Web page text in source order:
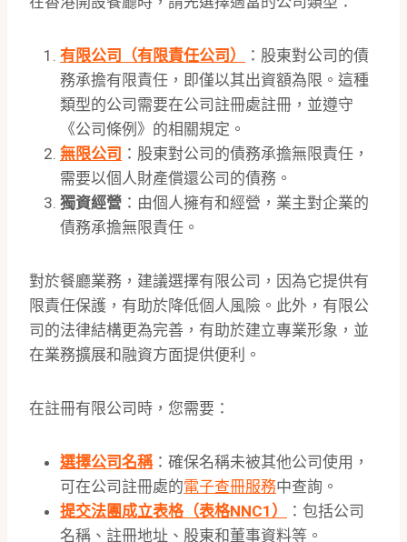
有限公司（有限責任公司）
：股東對公司的債
務承擔有限責任，即僅以其出資額為限。這種
類型的公司需要在公司註冊處註冊，並遵守
《公司條例》的相關規定。
無限公司 ：股東對公司的債務承擔無限責任，
需要以個人財產償還公司的債務。
獨資經營 ：由個人擁有和經營，業主對企業的
債務承擔無限責任。
對於餐廳業務，建議選擇有限公司，因為它提供有
限責任保護，有助於降低個人風險。此外，有限公
司的法律結構更為完善，有助於建立專業形象，並
在業務擴展和融資方面提供便利。
在註冊有限公司時，您需要：
選擇公司名稱：確保名稱未被其他公司使用，
可在公司註冊處的電子查冊服務中查詢。
提交法團成立表格（表格NNC1）
：包括公司
名稱、註冊地址、股東和董事資料等。